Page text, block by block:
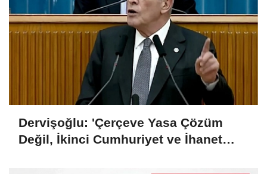
Dervişoğlu: 'Çerçeve Yasa Çözüm
Değil, İkinci Cumhuriyet ve İhanet